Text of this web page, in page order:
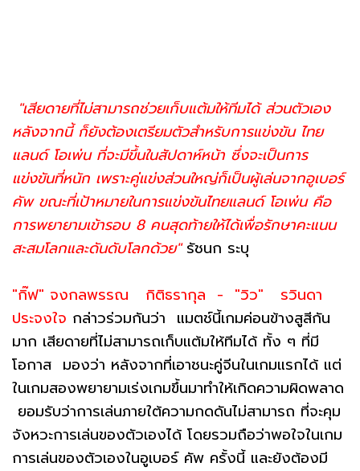
"เสียดายที่ไม่สามารถช่วยเก็บแต้มให้ทีมได้ ส่วนตัวเอง
หลังจากนี้ ก็ยังต้องเตรียมตัวสำหรับการแข่งขัน ไทย
แลนด์ โอเพ่น ที่จะมีขึ้นในสัปดาห์หน้า ซึ่งจะเป็นการ
แข่งขันที่หนัก เพราะคู่แข่งส่วนใหญ่ก็เป็นผู้เล่นจากอูเบอร์
คัพ ขณะที่เป้าหมายในการแข่งขันไทยแลนด์ โอเพ่น คือ
การพยายามเข้ารอบ 8 คนสุดท้ายให้ได้เพื่อรักษาคะแนน
สะสมโลกและดันดับโลกด้วย"รัชนก ระบุ
"กิ๊ฟ" จงกลพรรณ กิติธรากุล - "วิว" รวินดา
ประจงใจ กล่าวร่วมกันว่า แมตช์นี้เกมค่อนข้างสูสีกัน
มาก เสียดายที่ไม่สามารถเก็บแต้มให้ทีมได้ ทั้ง ๆ ที่มี
โอกาส มองว่า หลังจากที่เอาชนะคู่จีนในเกมแรกได้ แต่
ในเกมสองพยายามเร่งเกมขึ้นมาทำให้เกิดความผิดพลาด
ยอมรับว่าการเล่นภายใต้ความกดดันไม่สามารถ ที่จะคุม
จังหวะการเล่นของตัวเองได้ โดยรวมถือว่าพอใจในเกม
การเล่นของตัวเองในอูเบอร์ คัพ ครั้งนี้ และยังต้องมี